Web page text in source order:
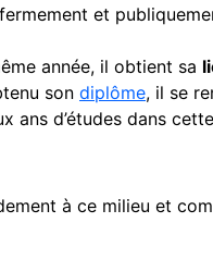
et
année, il obtient sa
son diplôme, il se
ans d’études dans
à ce milieu et